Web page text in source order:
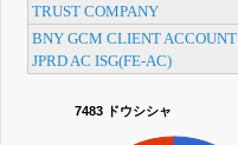
TRUST COMPANY
BNY GCM CLIENT ACCOUNT
JPRD AC ISG(FE-AC)
7483 ドウシシャ